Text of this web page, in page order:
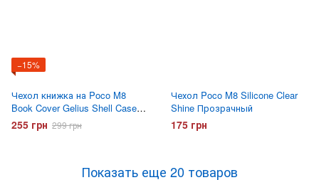
−15%
Чехол книжка на Poco M8
Book Cover Gelius Shell Case
Бордовый
255 грн 299 грн
Чехол Poco M8 Silicone Clear
Shine Прозрачный
175 грн
Показать еще 20 товаров